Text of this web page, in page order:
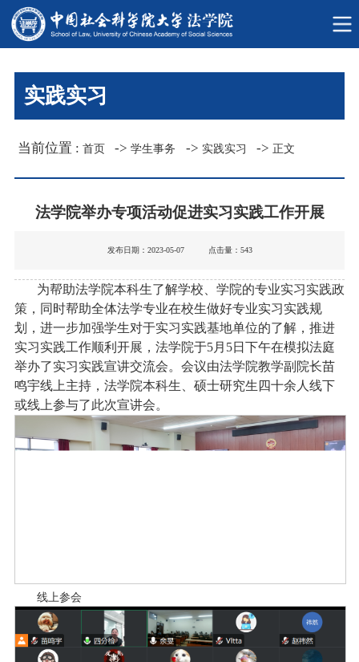
实践实习
当前位置 :首页 ->学生事务 -> 实践实习 ->正文
法学院举办专项活动促进实习实践工作开展
发布日期：2023-05-07 点击量： 543
为帮助法学院本科生了解学校、学院的专业实习实践政
策，同时帮助全体法学专业在校生做好专业实习实践规
划，进一步加强学生对于实习实践基地单位的了解，推进
实习实践工作顺利开展，法学院于5月5日下午在模拟法庭
举办了实习实践宣讲交流会。会议由法学院教学副院长苗
鸣宇线上主持，法学院本科生、硕士研究生四十余人线下
或线上参与了此次宣讲会。
线上参会